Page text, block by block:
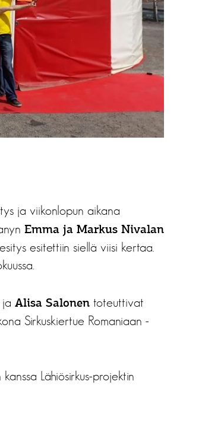
ja viikonlopun aikana
Emma ja Markus Nivalan
esitettiin siellä viisi kertaa.
ja Alisa Salonen toteuttivat
Sirkuskiertue Romaniaan -
Lähiösirkus-projektin